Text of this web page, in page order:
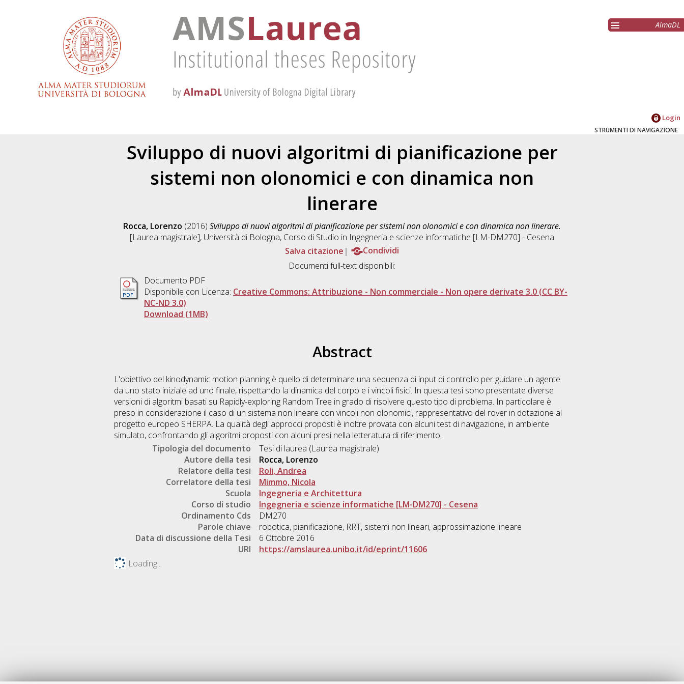
AlmaDL
Login
STRUMENTI DI NAVIGAZIONE
Sviluppo di nuovi algoritmi di pianificazione per
sistemi non olonomici e con dinamica non
linerare
Rocca, Lorenzo (2016) Sviluppo di nuovi algoritmi di pianificazione per sistemi non olonomici e con dinamica non linerare.
[Laurea magistrale], Università di Bologna, Corso di Studio in Ingegneria e scienze informatiche [LM-DM270] - Cesena
Salva citazione
Condividi
Documenti full-text disponibili:
Documento PDF
Disponibile con Licenza: Creative Commons: Attribuzione - Non commerciale - Non opere derivate 3.0 (CC BY-
NC-ND 3.0)
Download (1MB)
Abstract
L'obiettivo del kinodynamic motion planning è quello di determinare una sequenza di input di controllo per guidare un agente
da uno stato iniziale ad uno finale, rispettando la dinamica del corpo e i vincoli fisici. In questa tesi sono presentate diverse
versioni di algoritmi basati su Rapidly-exploring Random Tree in grado di risolvere questo tipo di problema. In particolare è
preso in considerazione il caso di un sistema non lineare con vincoli non olonomici, rappresentativo del rover in dotazione al
progetto europeo SHERPA. La qualità degli approcci proposti è inoltre provata con alcuni test di navigazione, in ambiente
simulato, confrontando gli algoritmi proposti con alcuni presi nella letteratura di riferimento.
Tipologia del documento
Tesi di laurea (Laurea magistrale)
Autore della tesi
Rocca, Lorenzo
Relatore della tesi
Roli, Andrea
Correlatore della tesi
Mimmo, Nicola
Scuola
Ingegneria e Architettura
Corso di studio
Ingegneria e scienze informatiche [LM-DM270] - Cesena
Ordinamento Cds
DM270
Parole chiave
robotica, pianificazione, RRT, sistemi non lineari, approssimazione lineare
Data di discussione della Tesi
6 Ottobre 2016
URI
https://amslaurea.unibo.it/id/eprint/11606
Loading...